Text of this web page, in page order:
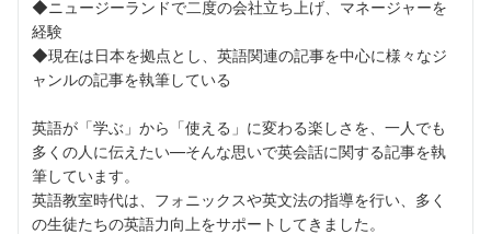
◆ニュージーランドで二度の会社立ち上げ、マネージャーを
経験
◆現在は日本を拠点とし、英語関連の記事を中心に様々なジ
ャンルの記事を執筆している
英語が「学ぶ」から「使える」に変わる楽しさを、一人でも
多くの人に伝えたい––そんな思いで英会話に関する記事を執
筆しています。
英語教室時代は、フォニックスや英文法の指導を行い、多く
の生徒たちの英語力向上をサポートしてきました。